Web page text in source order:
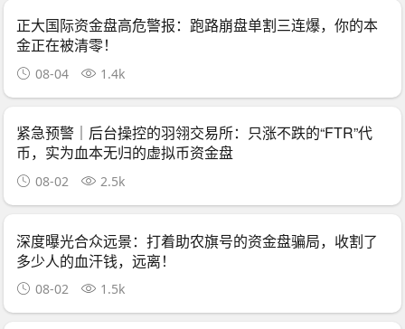
正大国际资金盘高危警报：跑路崩盘单割三连爆，你的本
金正在被清零！
08-04 1.4k
紧急预警｜后台操控的羽翎交易所：只涨不跌的“FTR”代
币，实为血本无归的虚拟币资金盘
08-02 2.5k
深度曝光合众远景：打着助农旗号的资金盘骗局，收割了
多少人的血汗钱，远离！
08-02 1.5k